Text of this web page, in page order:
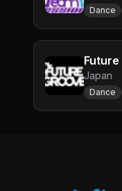
Dance
Future
Japan
Dance